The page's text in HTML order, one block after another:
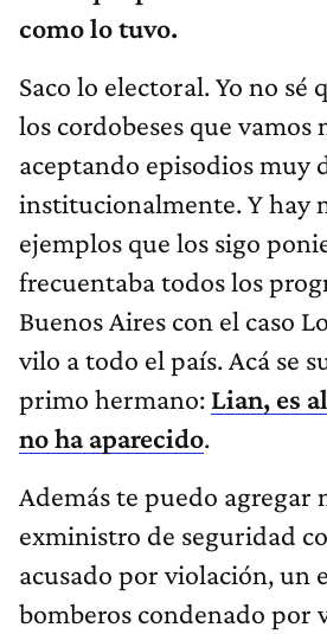
los cordobeses que vamos
aceptando episodios muy
institucionalmente. Y hay
ejemplos que los sigo
frecuentaba todos los
Buenos Aires con el caso
vilo a todo el país. Acá se
primo hermano:Lian, es
no ha aparecido.
Además te puedo agregar
exministro de seguridad
acusado por violación, un
bomberos condenado por
Hemos tenido el episodio